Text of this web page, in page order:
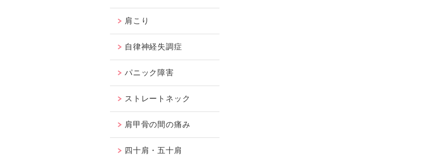
肩こり
自律神経失調症
パニック障害
ストレートネック
肩甲骨の間の痛み
四十肩・五十肩